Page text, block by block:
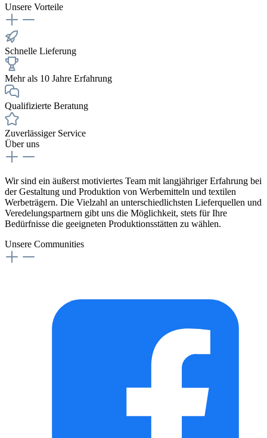
Unsere Vorteile
Schnelle Lieferung
Mehr als 10 Jahre Erfahrung
Qualifizierte Beratung
Zuverlässiger Service
Über uns
Wir sind ein äußerst motiviertes Team mit langjähriger Erfahrung bei
der Gestaltung und Produktion von Werbemitteln und textilen
Werbeträgern. Die Vielzahl an unterschiedlichsten Lieferquellen und
Veredelungspartnern gibt uns die Möglichkeit, stets für Ihre
Bedürfnisse die geeigneten Produktionsstätten zu wählen.
Unsere Communities